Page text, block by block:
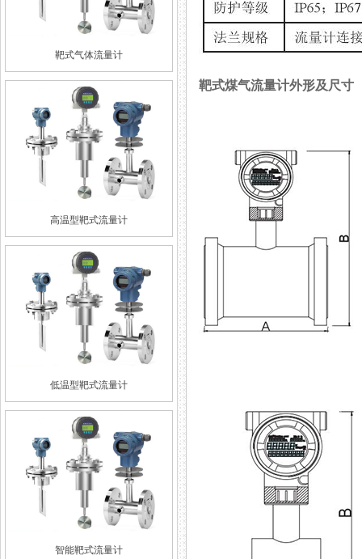
靶式气体流量计
高温型靶式流量计
低温型靶式流量计
智能靶式流量计
靶式煤气流量计外形及尺寸